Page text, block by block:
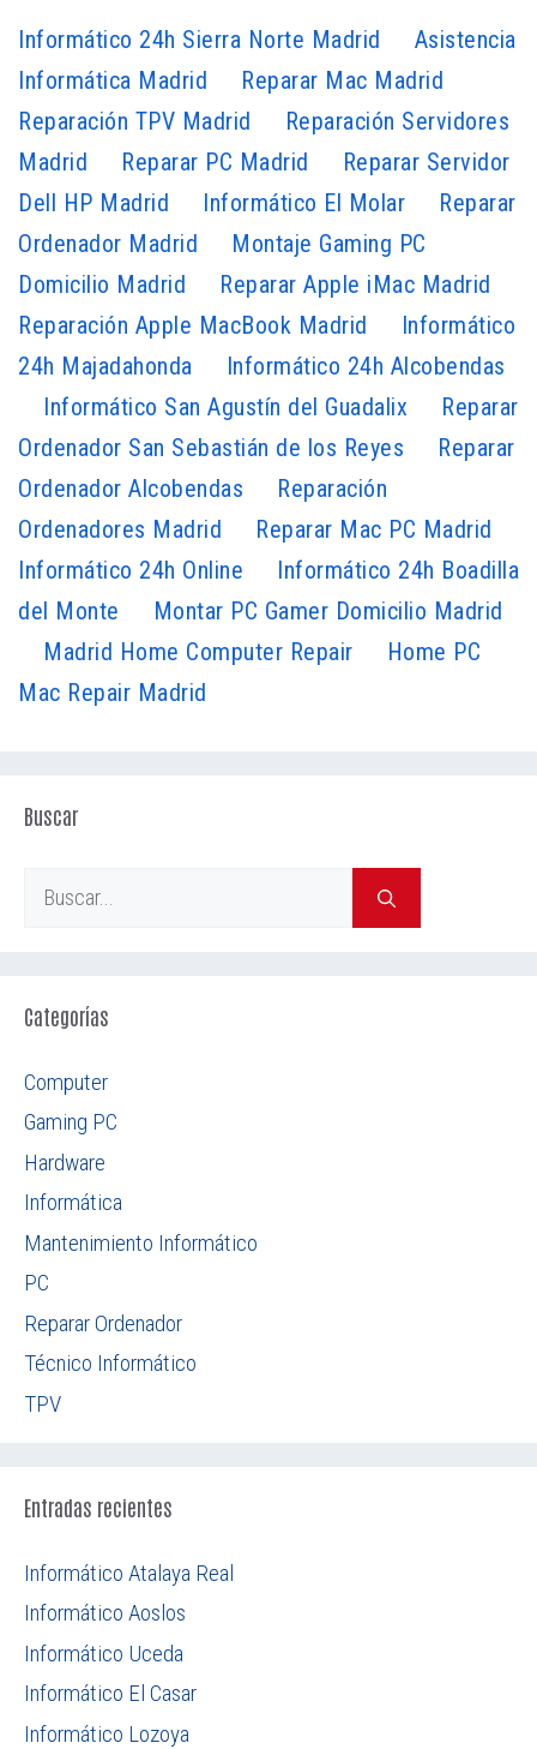
Informático 24h Sierra Norte Madrid
Asistencia
Informática Madrid
Reparar Mac Madrid
Reparación TPV Madrid
Reparación Servidores
Madrid
Reparar PC Madrid
Reparar Servidor
Dell HP Madrid
Informático El Molar
Reparar
Ordenador Madrid
Montaje Gaming PC
Domicilio Madrid
Reparar Apple iMac Madrid
Reparación Apple MacBook Madrid
Informático
24h Majadahonda
Informático 24h Alcobendas
Informático San Agustín del Guadalix
Reparar
Ordenador San Sebastián de los Reyes
Reparar
Ordenador Alcobendas
Reparación
Ordenadores Madrid
Reparar Mac PC Madrid
Informático 24h Online
Informático 24h Boadilla
del Monte
Montar PC Gamer Domicilio Madrid
Madrid Home Computer Repair
Home PC
Mac Repair Madrid
Buscar
Categorías
Computer
Gaming PC
Hardware
Informática
Mantenimiento Informático
PC
Reparar Ordenador
Técnico Informático
TPV
Entradas recientes
Informático Atalaya Real
Informático Aoslos
Informático Uceda
Informático El Casar
Informático Lozoya